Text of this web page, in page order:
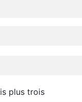
plus trois